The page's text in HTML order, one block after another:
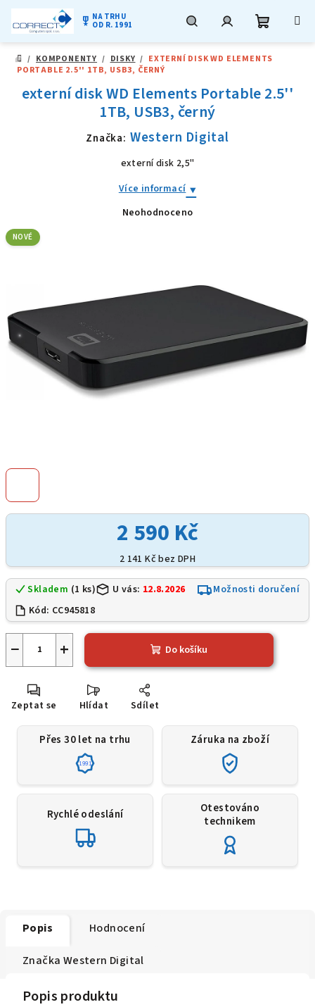
obsah
military_tech NA TRHU
OD R. 1991
košík
DOMŮ
/ KOMPONENTY / DISKY / EXTERNÍ DISK WD ELEMENTS
PORTABLE 2.5'' 1TB, USB3, ČERNÝ
2 590 Kč
2 141 Kč bez DPH
Skladem (1 ks) U vás: 12.8.2026
Možnosti doručení
Kód: CC945818
+
− Do košíku
Zeptat se Hlídat Sdílet
externí disk WD Elements Portable 2.5''
1TB, USB3, černý
Značka: Western Digital
externí disk 2,5"
Více informací
Průměrné
Neohodnoceno
NOVÉ
Přes 30 let na trhu
1991
Záruka na zboží
Rychlé odeslání
Otestováno
technikem
Popis Hodnocení
Značka Western Digital
Popis produktu